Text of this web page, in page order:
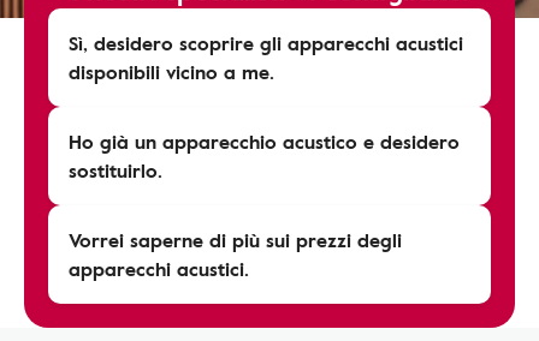
Sì, desidero scoprire gli apparecchi acustici
disponibili vicino a me.
Ho già un apparecchio acustico e desidero
sostituirlo.
Vorrei saperne di più sui prezzi degli
apparecchi acustici.